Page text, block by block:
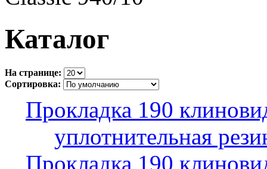
Каталог
На странице:
Сортировка:
Прокладка 190
уплотнительная
Прокладка 190